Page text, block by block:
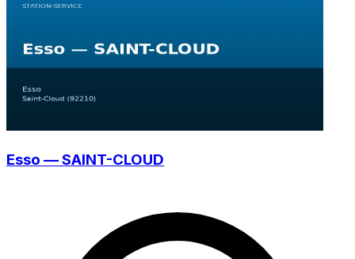
Esso — SAINT-CLOUD